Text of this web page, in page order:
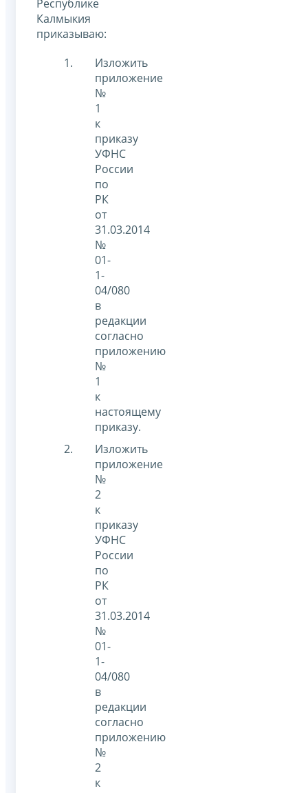
Республике
Калмыкия
приказываю:
Изложить
приложение
№
1
к
приказу
УФНС
России
по
РК
от
31.03.2014
№
01-
1-
04/080
в
редакции
согласно
приложению
№
1
к
настоящему
приказу.
Изложить
приложение
№
2
к
приказу
УФНС
России
по
РК
от
31.03.2014
№
01-
1-
04/080
в
редакции
согласно
приложению
№
2
к